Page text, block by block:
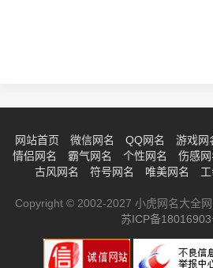
网站首页 微信网名 QQ网名 游戏网
情侣网名
霸气网名 个性网名 伤感网
古风网名
符号网名 唯美网名
Copyright © 2002-2027 小虎网名大全
苏ICP备